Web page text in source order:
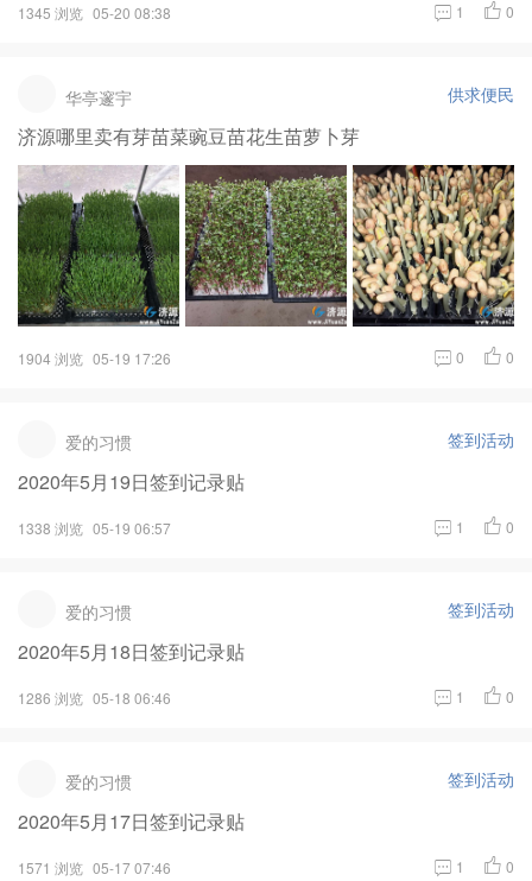
1345 浏览 05-20 08:38 1 0
华亭邃宇 供求便民
济源哪里卖有芽苗菜豌豆苗花生苗萝卜芽
1904 浏览 05-19 17:26 0 0
爱的习惯 签到活动
2020年5月19日签到记录贴
1338 浏览 05-19 06:57 1 0
爱的习惯 签到活动
2020年5月18日签到记录贴
1286 浏览 05-18 06:46 1 0
爱的习惯 签到活动
2020年5月17日签到记录贴
1571 浏览 05-17 07:46 1 0